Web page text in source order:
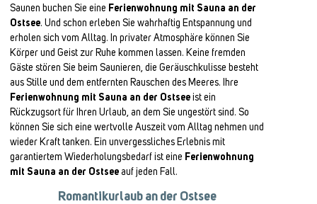
Saunen buchen Sie eine Ferienwohnung mit Sauna an der
Ostsee. Und schon erleben Sie wahrhaftig Entspannung und
erholen sich vom Alltag. In privater Atmosphäre können Sie
Körper und Geist zur Ruhe kommen lassen. Keine fremden
Gäste stören Sie beim Saunieren, die Geräuschkulisse besteht
aus Stille und dem entfernten Rauschen des Meeres. Ihre
Ferienwohnung mit Sauna an der Ostsee ist ein
Rückzugsort für Ihren Urlaub, an dem Sie ungestört sind. So
können Sie sich eine wertvolle Auszeit vom Alltag nehmen und
wieder Kraft tanken. Ein unvergessliches Erlebnis mit
garantiertem Wiederholungsbedarf ist eine Ferienwohnung
mit Sauna an der Ostsee auf jeden Fall.
Romantikurlaub an der Ostsee